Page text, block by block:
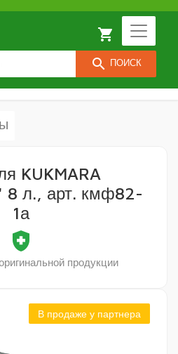
search ПОИСК
local_grocery_store
В продаже у партнера
KUKMARA
8 л., арт. кмф82-
1а
health_and_safety
продукции